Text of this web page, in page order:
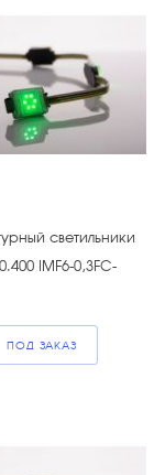
светильники
IMF6-0,3FC-
ПОД ЗАКАЗ